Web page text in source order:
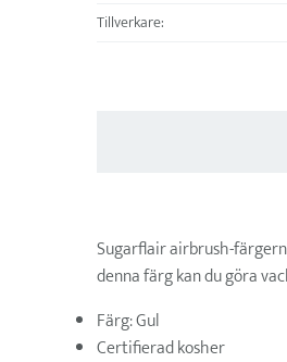
Tillverkare
Sugarflair airbrush-
denna färg kan du göra
Färg: Gul
Certifierad kosher